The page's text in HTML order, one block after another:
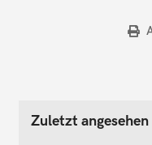
Zuletzt angesehen